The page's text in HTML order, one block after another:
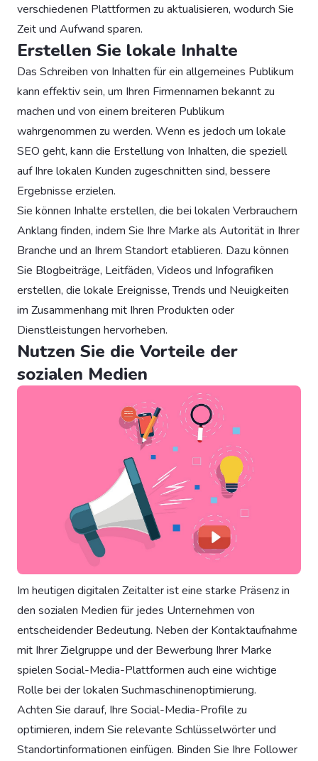
verschiedenen Plattformen zu aktualisieren, wodurch Sie
Zeit und Aufwand sparen.
Erstellen Sie lokale Inhalte
Das Schreiben von Inhalten für ein allgemeines Publikum
kann effektiv sein, um Ihren Firmennamen bekannt zu
machen und von einem breiteren Publikum
wahrgenommen zu werden. Wenn es jedoch um lokale
SEO geht, kann die Erstellung von Inhalten, die speziell
auf Ihre lokalen Kunden zugeschnitten sind, bessere
Ergebnisse erzielen.
Sie können Inhalte erstellen, die bei lokalen Verbrauchern
Anklang finden, indem Sie Ihre Marke als Autorität in Ihrer
Branche und an Ihrem Standort etablieren. Dazu können
Sie Blogbeiträge, Leitfäden, Videos und Infografiken
erstellen, die lokale Ereignisse, Trends und Neuigkeiten
im Zusammenhang mit Ihren Produkten oder
Dienstleistungen hervorheben.
Nutzen Sie die Vorteile der
sozialen Medien
Im heutigen digitalen Zeitalter ist eine starke Präsenz in
den sozialen Medien für jedes Unternehmen von
entscheidender Bedeutung. Neben der Kontaktaufnahme
mit Ihrer Zielgruppe und der Bewerbung Ihrer Marke
spielen Social-Media-Plattformen auch eine wichtige
Rolle bei der lokalen Suchmaschinenoptimierung.
Achten Sie darauf, Ihre Social-Media-Profile zu
optimieren, indem Sie relevante Schlüsselwörter und
Standortinformationen einfügen. Binden Sie Ihre Follower